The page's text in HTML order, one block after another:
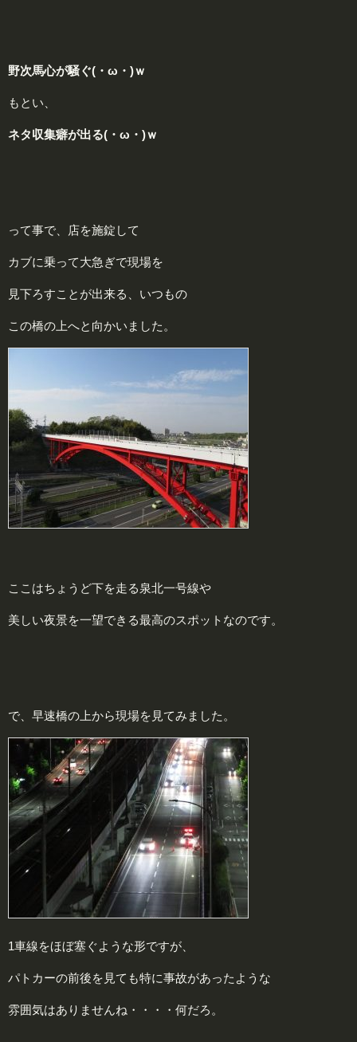
野次馬心が騒ぐ(・ω・)ｗ
もとい、
ネタ収集癖が出る(・ω・)ｗ
って事で、店を施錠して
カブに乗って大急ぎで現場を
見下ろすことが出来る、いつもの
この橋の上へと向かいました。
ここはちょうど下を走る泉北一号線や
美しい夜景を一望できる最高のスポットなのです。
で、早速橋の上から現場を見てみました。
1車線をほぼ塞ぐような形ですが、
パトカーの前後を見ても特に事故があったような
雰囲気はありませんね・・・・何だろ。